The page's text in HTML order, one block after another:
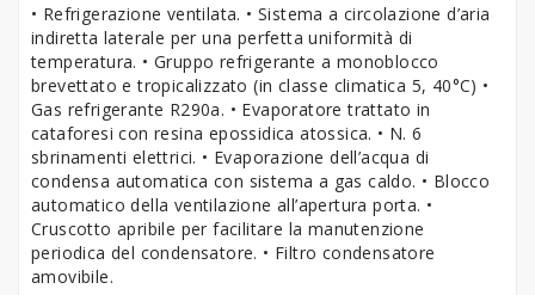
• Refrigerazione ventilata. • Sistema a circolazione d’aria
indiretta laterale per una perfetta uniformità di
temperatura. • Gruppo refrigerante a monoblocco
brevettato e tropicalizzato (in classe climatica 5, 40°C) •
Gas refrigerante R290a. • Evaporatore trattato in
cataforesi con resina epossidica atossica. • N. 6
sbrinamenti elettrici. • Evaporazione dell’acqua di
condensa automatica con sistema a gas caldo. • Blocco
automatico della ventilazione all’apertura porta. •
Cruscotto apribile per facilitare la manutenzione
periodica del condensatore. • Filtro condensatore
amovibile.